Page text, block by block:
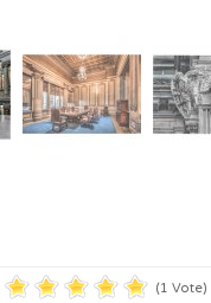
(1 Vote)